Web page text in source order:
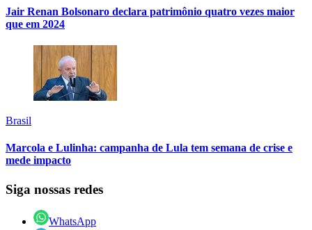
Jair Renan Bolsonaro declara patrimônio quatro vezes maior
que em 2024
Brasil
Marcola e Lulinha: campanha de Lula tem semana de crise e
mede impacto
Siga nossas redes
WhatsApp